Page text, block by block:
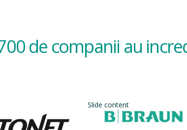
de companii au
Slide content